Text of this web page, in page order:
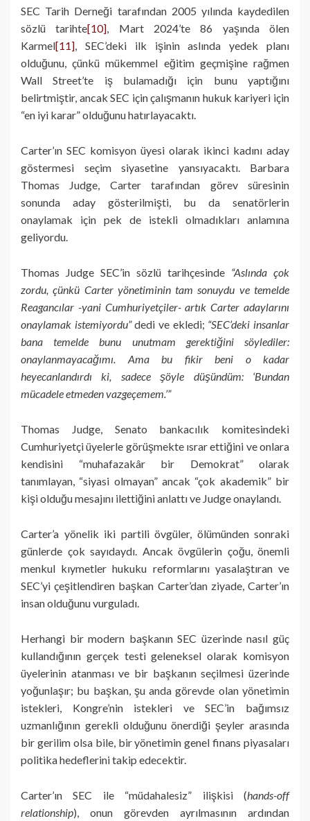
SEC Tarih Derneği tarafından 2005 yılında kaydedilen
sözlü tarihte[10] , Mart 2024’te 86 yaşında ölen
Karmel[11] , SEC’deki ilk işinin aslında yedek planı
olduğunu, çünkü mükemmel eğitim geçmişine rağmen
Wall Street’te iş bulamadığı için bunu yaptığını
belirtmiştir, ancak SEC için çalışmanın hukuk kariyeri için
“en iyi karar” olduğunu hatırlayacaktı.
Carter’ın SEC komisyon üyesi olarak ikinci kadını aday
göstermesi seçim siyasetine yansıyacaktı. Barbara
Thomas Judge, Carter tarafından görev süresinin
sonunda aday gösterilmişti, bu da senatörlerin
onaylamak için pek de istekli olmadıkları anlamına
geliyordu.
Thomas Judge SEC’in sözlü tarihçesinde “Aslında çok
zordu, çünkü Carter yönetiminin tam sonuydu ve temelde
Reagancılar -yani Cumhuriyetçiler- artık Carter adaylarını
onaylamak istemiyordu”dedi ve ekledi; “SEC’deki insanlar
bana temelde bunu unutmam gerektiğini söylediler:
onaylanmayacağımı. Ama bu fikir beni o kadar
heyecanlandırdı ki, sadece şöyle düşündüm: ‘Bundan
mücadele etmeden vazgeçemem.’”
Thomas Judge, Senato bankacılık komitesindeki
Cumhuriyetçi üyelerle görüşmekte ısrar ettiğini ve onlara
kendisini “muhafazakâr bir Demokrat” olarak
tanımlayan, “siyasi olmayan” ancak “çok akademik” bir
kişi olduğu mesajını ilettiğini anlattı ve Judge onaylandı.
Carter’a yönelik iki partili övgüler, ölümünden sonraki
günlerde çok sayıdaydı. Ancak övgülerin çoğu, önemli
menkul kıymetler hukuku reformlarını yasalaştıran ve
SEC’yi çeşitlendiren başkan Carter’dan ziyade, Carter’ın
insan olduğunu vurguladı.
Herhangi bir modern başkanın SEC üzerinde nasıl güç
kullandığının gerçek testi geleneksel olarak komisyon
üyelerinin atanması ve bir başkanın seçilmesi üzerinde
yoğunlaşır; bu başkan, şu anda görevde olan yönetimin
istekleri, Kongre’nin istekleri ve SEC’in bağımsız
uzmanlığının gerekli olduğunu önerdiği şeyler arasında
bir gerilim olsa bile, bir yönetimin genel finans piyasaları
politika hedeflerini takip edecektir.
Carter’ın SEC ile “müdahalesiz” ilişkisi (hands-off
relationship), onun görevden ayrılmasının ardından